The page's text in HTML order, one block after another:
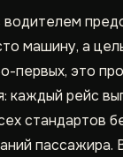
водителем
машину, а
первых, это
каждый рейс
стандартов
пассажира.